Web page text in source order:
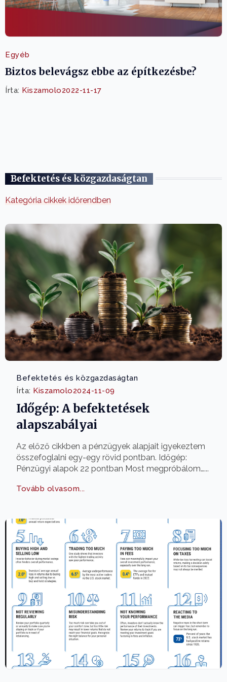
Egyéb
Biztos belevágsz ebbe az építkezésbe?
Írta: Kiszamolo2022-11-17
Befektetés és közgazdaságtan
Kategória cikkek időrendben
Befektetés és közgazdaságtan
Írta: Kiszamolo2024-11-09
Időgép: A befektetések
alapszabályai
Az előző cikkben a pénzügyek alapjait igyekeztem
összefoglalni egy-egy rövid pontban. Időgép:
Pénzügyi alapok 22 pontban Most megpróbálom…...
Tovább olvasom...